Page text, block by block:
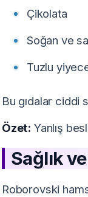
Çikolata
Soğan ve
Tuzlu
Bu gıdalar ciddi
Özet: Yanlış
Sağlık
Roborovski